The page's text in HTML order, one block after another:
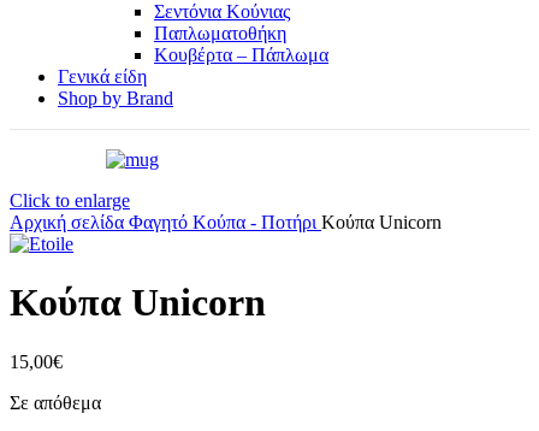
Σεντόνια Κούνιας
Παπλωματοθήκη
Κουβέρτα – Πάπλωμα
Γενικά είδη
Shop by Brand
Click to enlarge
Αρχική σελίδα Φαγητό Κούπα - Ποτήρι Κούπα Unicorn
Κούπα Unicorn
15,00€
Σε απόθεμα